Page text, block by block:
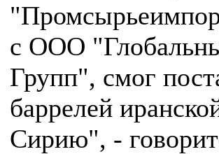
с ООО
Групп", смог
баррелей
Сирию", -